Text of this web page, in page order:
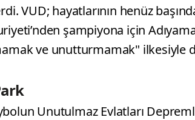
VUD; hayatlarının henüz
şampiyona için
ve unutturmamak" ilkesiyle
Unutulmaz Evlatları